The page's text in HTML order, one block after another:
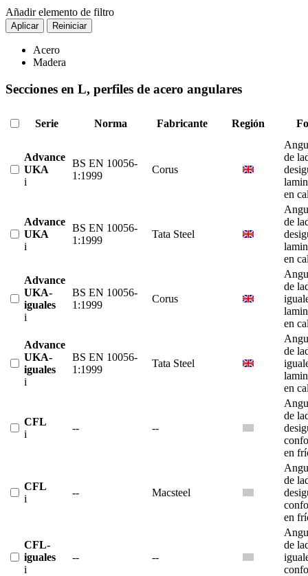
Añadir elemento de filtro
Aplicar Reiniciar
Acero
Madera
Secciones en L, perfiles de acero angulares
Serie Norma Fabricante Región
Advance
UKA
i
BS EN 10056-
1:1999
Corus
de
en
Advance
UKA
i
BS EN 10056-
1:1999
Tata Steel
de
en
Advance
UKA-
iguales
i
BS EN 10056-
1:1999
Corus
de
en
Advance
UKA-
iguales
i
BS EN 10056-
1:1999
Tata Steel
de
en
CFL
i
-- --
de
en
CFL
i
-- Macsteel
de
en
CFL-
iguales
i
-- --
de